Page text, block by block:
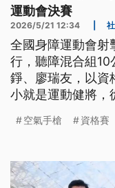
運動會決賽
2026/5/21 12:34
全國身障運動會射
行，聽障混合組
錚、廖瑞友，以資
小就是運動健將，
戰。
空氣手槍 資格賽